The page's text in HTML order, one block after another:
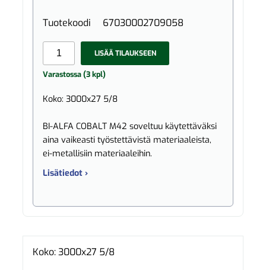
Tuotekoodi 67030002709058
LISÄÄ TILAUKSEEN
Varastossa (3 kpl)
Koko: 3000x27 5/8
BI-ALFA COBALT M42 soveltuu käytettäväksi
aina vaikeasti työstettävistä materiaaleista,
ei-metallisiin materiaaleihin.
Lisätiedot ›
Koko: 3000x27 5/8